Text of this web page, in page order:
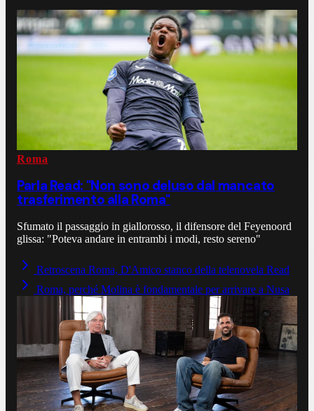
Roma
Parla Read: "Non sono deluso dal mancato
trasferimento alla Roma"
Sfumato il passaggio in giallorosso, il difensore del Feyenoord
glissa: "Poteva andare in entrambi i modi, resto sereno"
Retroscena Roma, D'Amico stanco della telenovela Read
Roma, perché Molina è fondamentale per arrivare a Nusa